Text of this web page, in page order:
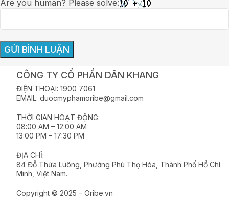
Are you human? Please solve:
CÔNG TY CỔ PHẦN DÂN KHANG
ĐIỆN THOẠI: 1900 7061
EMAIL: duocmyphamoribe@gmail.com
THỜI GIAN HOẠT ĐỘNG:
08:00 AM – 12:00 AM
13:00 PM – 17:30 PM
ĐỊA CHỈ:
84 Đỗ Thừa Luông, Phường Phú Thọ Hòa, Thành Phố Hồ Chí
Minh, Việt Nam.
Copyright © 2025 – Oribe.vn